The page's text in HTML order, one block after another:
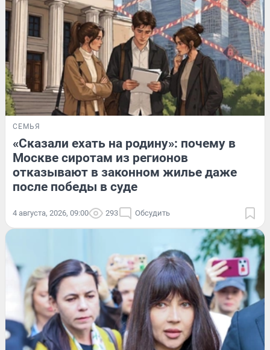
СЕМЬЯ
«Сказали ехать на родину»: почему в
Москве сиротам из регионов
отказывают в законном жилье даже
после победы в суде
4 августа, 2026, 09:00 293 Обсудить